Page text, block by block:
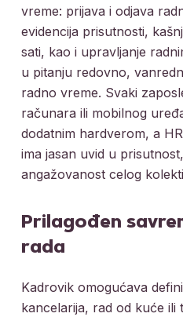
vreme: prijava i odjava
evidencija prisutnosti,
sati, kao i upravljanje
u pitanju redovno,
radno vreme. Svaki
računara ili mobilnog
dodatnim hardverom, a
ima jasan uvid u
angažovanost celog
Prilagođen
rada
Kadrovik omogućava
kancelarija, rad od kuće ili